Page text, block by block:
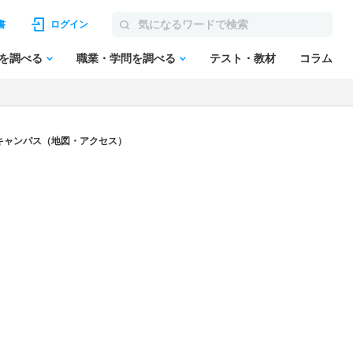
ログイン
調べる 職業・学問を調べる テスト・教材 コラム
ンパス（地図・アクセス）